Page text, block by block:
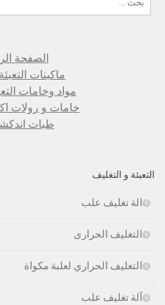
عن:
الصفحة
ماكينات
مواد وخامات
خامات و رولات
طبات
التعبئة و التغليف
الة تغليف علب
التغليف الحرارى
التغليف الحراري لعلبة مكواة
آلة تغليف علب